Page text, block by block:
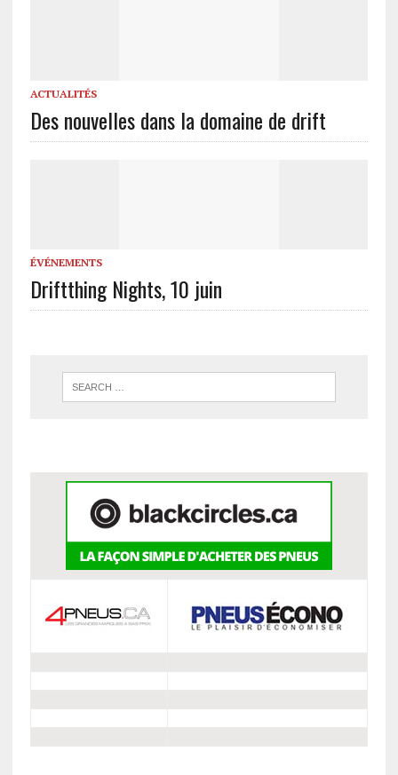
ACTUALITÉS
Des nouvelles dans la domaine de drift
ÉVÉNEMENTS
Driftthing Nights, 10 juin